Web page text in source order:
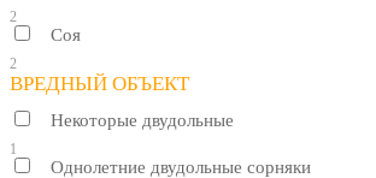
2
Соя
2
ВРЕДНЫЙ ОБЪЕКТ
Некоторые двудольные
1
Однолетние двудольные сорняки